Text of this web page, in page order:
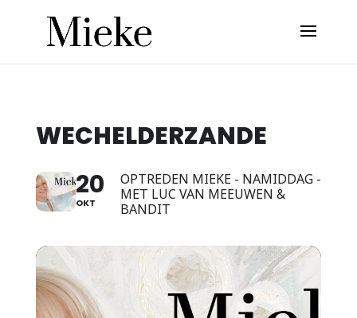
WECHELDERZANDE
20
OKT
OPTREDEN MIEKE - NAMIDDAG -
MET LUC VAN MEEUWEN &
BANDIT